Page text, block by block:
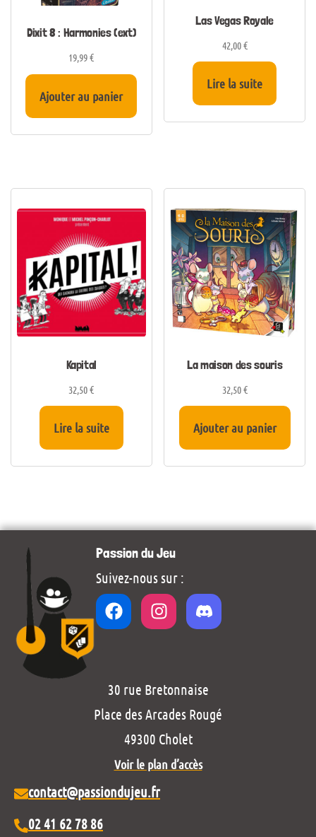
Dixit 8 : Harmonies (ext)
19,99€
Ajouter au panier
Las Vegas Royale
42,00€
Lire la suite
Kapital
32,50€
Lire la suite
La maison des souris
32,50€
Ajouter au panier
Passion du Jeu
Suivez-nous sur :
30 rue Bretonnaise
Place des Arcades Rougé
49300 Cholet
Voir le plan d’accès
contact@passiondujeu.fr
02 41 62 78 86